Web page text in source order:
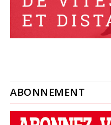
ABONNEMENT